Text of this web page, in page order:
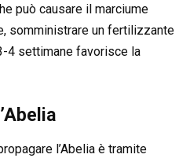
può causare il marciume
somministrare un fertilizzante
4 settimane favorisce la
l’Abelia è tramite